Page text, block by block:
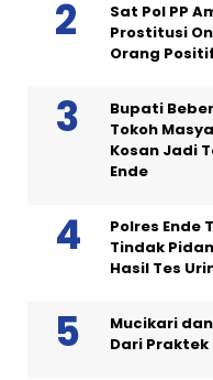
Sat Pol PP
Prostitusi
Orang
Bupati
Tokoh
Kosan Jadi
Ende
Polres Ende
Tindak
Hasil Tes
Mucikari
Dari Praktek